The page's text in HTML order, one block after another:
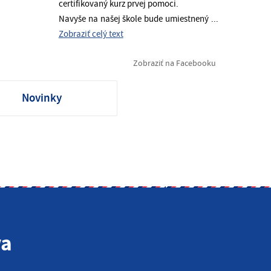
certifikovaný kurz prvej pomoci.
Navyše na našej škole bude umiestnený ...
Novinky